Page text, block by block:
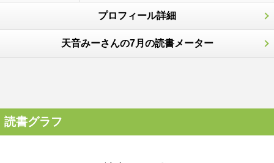
プロフィール詳細
天音みーさんの7月の読書メーター
読書グラフ